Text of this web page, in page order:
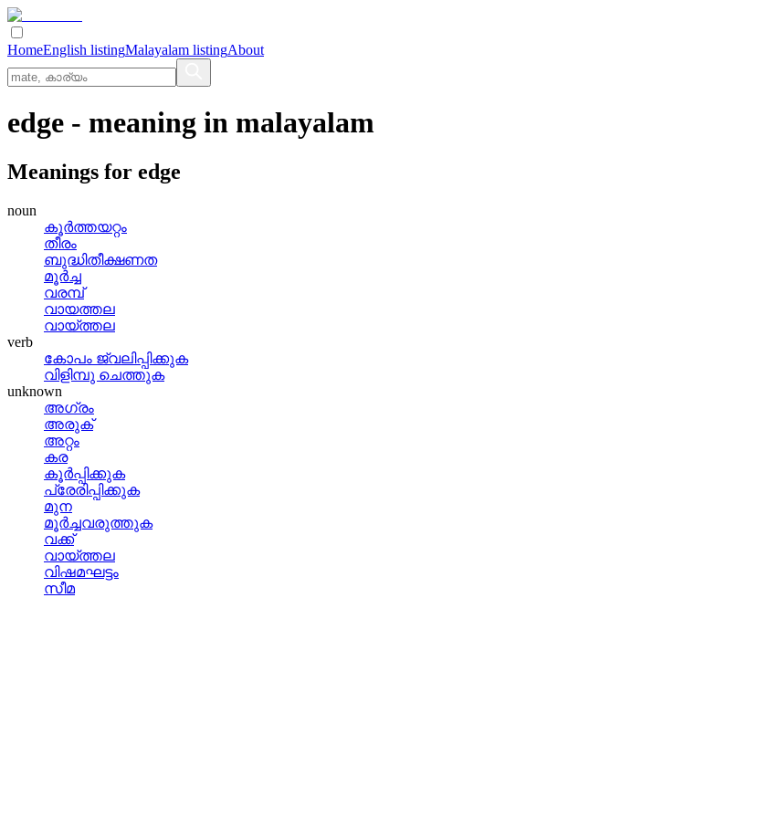
HomeEnglish listingMalayalam listingAbout
edge - meaning in malayalam
Meanings for edge
noun
കൂര്‍ത്തയറ്റം
തീരം
ബുദ്ധിതീക്ഷണത
മൂര്‍ച്ച
വരമ്പ്
വായത്തല
വായ്‌ത്തല
verb
കോപം ജ്വലിപ്പിക്കുക
വിളിമ്പു ചെത്തുക
unknown
അഗ്രം
അരുക്
അറ്റം
കര
കൂര്‍പ്പിക്കുക
പ്രേരിപ്പിക്കുക
മുന
മൂര്‍ച്ചവരുത്തുക
വക്ക്
വായ്ത്തല
വിഷമഘട്ടം
സീമ